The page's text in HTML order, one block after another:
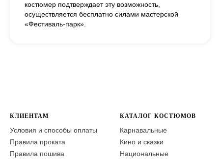
костюмер подтверждает эту возможность,
осуществляется бесплатно силами мастерской
«Фестиваль-парк».
КЛИЕНТАМ
Условия и способы оплаты
Правила проката
Правила пошива
КАТАЛОГ КОСТЮМОВ
Карнавальные
Кино и сказки
Национальные